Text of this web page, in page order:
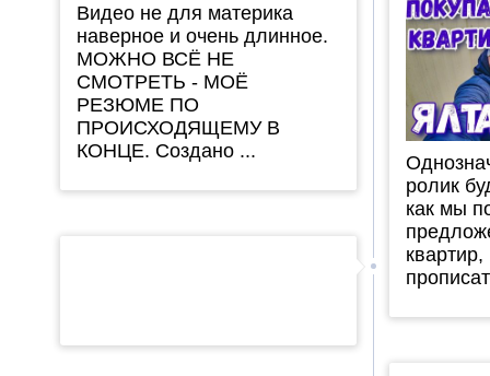
Видео не для материка
наверное и очень длинное.
МОЖНО ВСЁ НЕ
СМОТРЕТЬ - МОЁ
РЕЗЮМЕ ПО
ПРОИСХОДЯЩЕМУ В
КОНЦЕ. Создано ...
ролик
как мы